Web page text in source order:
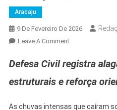
Aracaju
9 De Fevereiro De 2026
Leave A CommentOn
Fortes
Prefeitura
Defesa Civil registra
estruturais e reforça
As chuvas intensas que caíram